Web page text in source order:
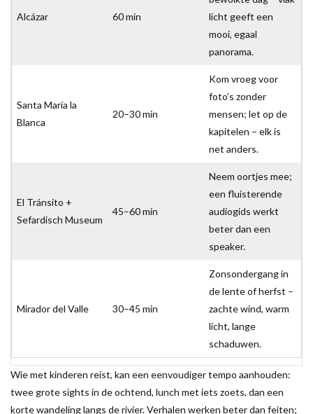
Alcázar 60 min
licht geeft een
mooi, egaal
panorama.
Santa María la
Blanca
20–30 min
Kom vroeg voor
foto’s zonder
mensen; let op de
kapitelen – elk is
net anders.
El Tránsito +
Sefardisch Museum
45–60 min
Neem oortjes mee;
een fluisterende
audiogids werkt
beter dan een
speaker.
Mirador del Valle 30–45 min
Zonsondergang in
de lente of herfst –
zachte wind, warm
licht, lange
schaduwen.
Wie met kinderen reist, kan een eenvoudiger tempo aanhouden:
twee grote sights in de ochtend, lunch met iets zoets, dan een
korte wandeling langs de rivier. Verhalen werken beter dan feiten;